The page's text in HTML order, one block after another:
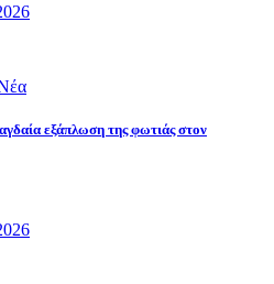
εξάπλωση της φωτιάς στον